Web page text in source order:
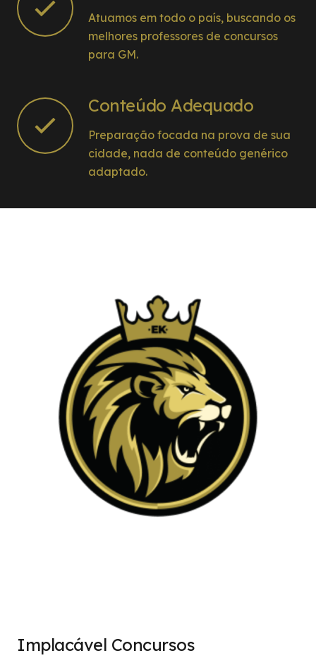
Atuamos em todo o país, buscando os
melhores professores de concursos
para GM.
Conteúdo Adequado
Preparação focada na prova de sua
cidade, nada de conteúdo genérico
adaptado.
Implacável Concursos